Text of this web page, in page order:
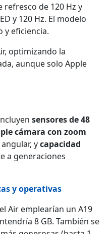
refresco de 120 Hz y
y 120 Hz. El modelo
y eficiencia.
optimizando la
aunque solo Apple
sensores de 48
cámara con zoom
ycapacidad
a generaciones
y operativas
Air emplearían un A19
8 GB. También se